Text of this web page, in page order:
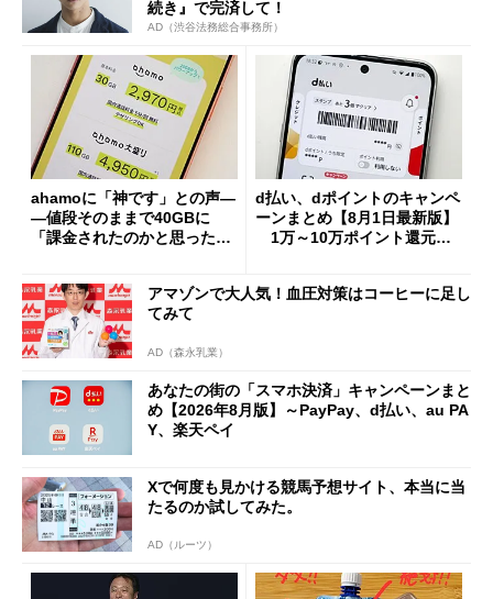
続き』で完済して！
AD（渋谷法務総合事務所）
ahamoに「神です」との声―
―値段そのままで40GBに
「課金されたのかと思った」
d払い、dポイントのキャンペ
ーンまとめ【8月1日最新版】
1万～10万ポイント還元の
アマゾンで大人気！血圧対策はコーヒーに足し
てみて
AD（森永乳業）
あなたの街の「スマホ決済」キャンペーンまと
め【2026年8月版】～PayPay、d払い、au PA
Y、楽天ペイ
Xで何度も見かける競馬予想サイト、本当に当
たるのか試してみた。
AD（ルーツ）